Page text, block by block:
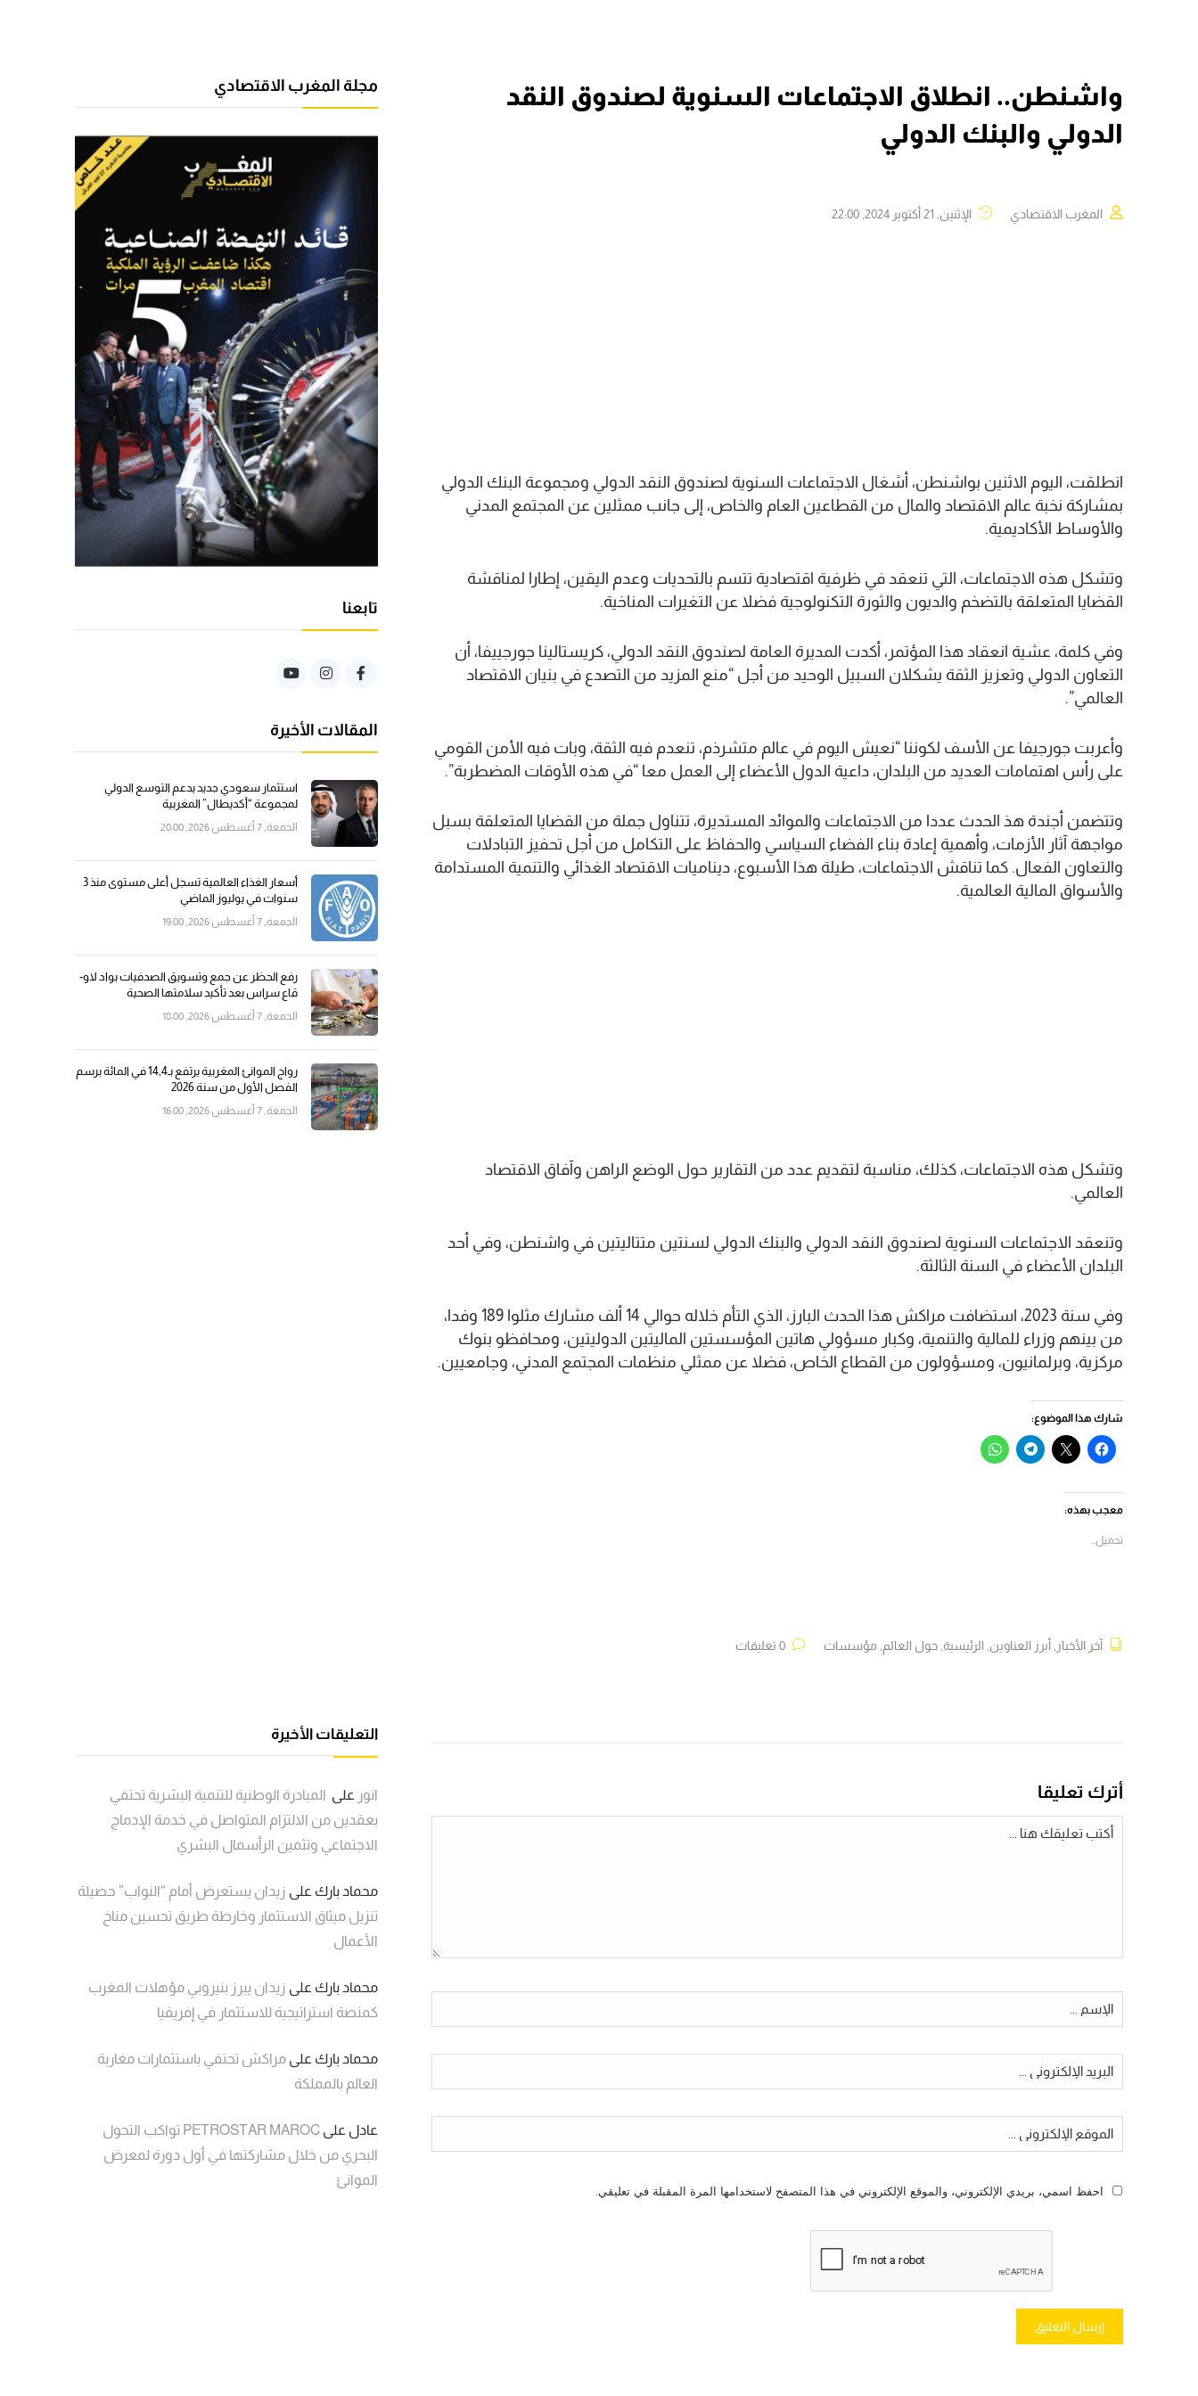
واشنطن.. انطلاق الاجتماعات السنوية لصندوق النقد
الدولي والبنك الدولي
المغرب الاقتصادي الإثنين, 21 أكتوبر 2024, 22:00
انطلقت، اليوم الاثنين بواشنطن، أشغال الاجتماعات السنوية لصندوق النقد الدولي ومجموعة البنك الدولي
بمشاركة نخبة عالم الاقتصاد والمال من القطاعين العام والخاص، إلى جانب ممثلين عن المجتمع المدني
والأوساط الأكاديمية.
وتشكل هذه الاجتماعات، التي تنعقد في ظرفية اقتصادية تتسم بالتحديات وعدم اليقين، إطارا لمناقشة
القضايا المتعلقة بالتضخم والديون والثورة التكنولوجية فضلا عن التغيرات المناخية.
وفي كلمة، عشية انعقاد هذا المؤتمر، أكدت المديرة العامة لصندوق النقد الدولي، كريستالينا جورجييفا، أن
التعاون الدولي وتعزيز الثقة يشكلان السبيل الوحيد من أجل “منع المزيد من التصدع في بنيان الاقتصاد
العالمي”.
وأعربت جورجيفا عن الأسف لكوننا “نعيش اليوم في عالم متشرذم، تنعدم فيه الثقة، وبات فيه الأمن القومي
على رأس اهتمامات العديد من البلدان، داعية الدول الأعضاء إلى العمل معا “في هذه الأوقات المضطربة”.
وتتضمن أجندة هذ الحدث عددا من الاجتماعات والموائد المستديرة، تتناول جملة من القضايا المتعلقة بسبل
مواجهة آثار الأزمات، وأهمية إعادة بناء الفضاء السياسي والحفاظ على التكامل من أجل تحفيز التبادلات
والتعاون الفعال. كما تناقش الاجتماعات، طيلة هذا الأسبوع، ديناميات الاقتصاد الغذائي والتنمية المستدامة
والأسواق المالية العالمية.
وتشكل هذه الاجتماعات، كذلك، مناسبة لتقديم عدد من التقارير حول الوضع الراهن وآفاق الاقتصاد
العالمي.
وتنعقد الاجتماعات السنوية لصندوق النقد الدولي والبنك الدولي لسنتين متتاليتين في واشنطن، وفي أحد
البلدان الأعضاء في السنة الثالثة.
وفي سنة 2023، استضافت مراكش هذا الحدث البارز، الذي التأم خلاله حوالي 14 ألف مشارك مثلوا 189 وفدا،
من بينهم وزراء للمالية والتنمية، وكبار مسؤولي هاتين المؤسستين الماليتين الدوليتين، ومحافظو بنوك
مركزية، وبرلمانيون، ومسؤولون من القطاع الخاص، فضلا عن ممثلي منظمات المجتمع المدني، وجامعيين.
شارك هذا الموضوع:
انقر
للمشاركة
(فتح
في
نافذة
النقر
للمشاركة
انقر
للمشاركة
انقر
للمشاركة
معجب بهذه:
تحميل...
آخر الأخبار أبرز العناوين الرئيسية حول العالم مؤسسات
أترك تعليقا
احفظ اسمي، بريدي الإلكتروني، والموقع الإلكتروني في هذا المتصفح لاستخدامها المرة المقبلة في تعليقي.
مجلة المغرب الاقتصادي
تابعنا
المقالات الأخيرة
استثمار سعودي جديد يدعم التوسع الدولي
لمجموعة “أكديطال” المغربية
الجمعة, 7 أغسطس 2026, 20:00
أسعار الغذاء العالمية تسجل أعلى مستوى منذ 3
سنوات في يوليوز الماضي
الجمعة, 7 أغسطس 2026, 19:00
رفع الحظر عن جمع وتسويق الصدفيات بواد لاو-
قاع سراس بعد تأكيد سلامتها الصحية
الجمعة, 7 أغسطس 2026, 18:00
رواج الموانئ المغربية يرتفع بـ14,4 في المائة برسم
الفصل الأول من سنة 2026
الجمعة, 7 أغسطس 2026, 16:00
التعليقات الأخيرة
انور على المبادرة الوطنية للتنمية البشرية تحتفي
بعقدين من الالتزام المتواصل في خدمة الإدماج
الاجتماعي وتثمين الرأسمال البشري
محماد بارك على زيدان يستعرض أمام “النواب” حصيلة
تنزيل ميثاق الاستثمار وخارطة طريق تحسين مناخ
الأعمال
محماد بارك على زيدان يبرز بنيروبي مؤهلات المغرب
كمنصة استراتيجية للاستثمار في إفريقيا
محماد بارك على مراكش تحتفي باستثمارات مغاربة
العالم بالمملكة
عادل على
PETROSTAR MAROC تواكب التحول
البحري من خلال مشاركتها في أول دورة لمعرض
الموانئ